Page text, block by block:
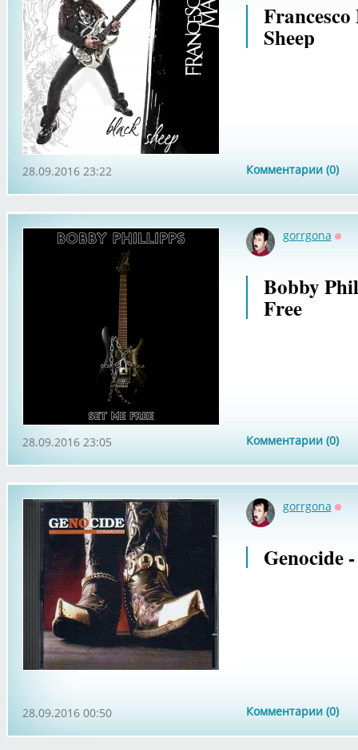
Sheep
Комментарии (0)
28.09.2016 23:22
gorrgona
Bobby
Free
Комментарии (0)
28.09.2016 23:05
gorrgona
Genocide
Комментарии (0)
28.09.2016 00:50